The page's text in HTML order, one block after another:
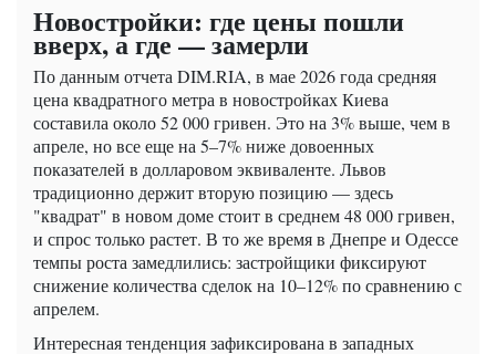
Новостройки: где цены пошли
вверх, а где — замерли
По данным отчета DIM.RIA, в мае 2026 года средняя
цена квадратного метра в новостройках Киева
составила около 52 000 гривен. Это на 3% выше, чем в
апреле, но все еще на 5–7% ниже довоенных
показателей в долларовом эквиваленте. Львов
традиционно держит вторую позицию — здесь
"квадрат" в новом доме стоит в среднем 48 000 гривен,
и спрос только растет. В то же время в Днепре и Одессе
темпы роста замедлились: застройщики фиксируют
снижение количества сделок на 10–12% по сравнению с
апрелем.
Интересная тенденция зафиксирована в западных